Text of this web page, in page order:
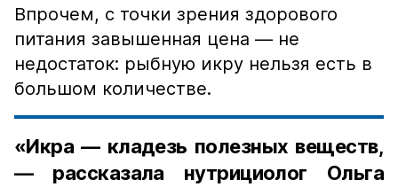
Впрочем, с точки зрения здорового
питания завышенная цена — не
недостаток: рыбную икру нельзя есть в
большом количестве.
«Икра — кладезь полезных веществ,
— рассказала нутрициолог Ольга